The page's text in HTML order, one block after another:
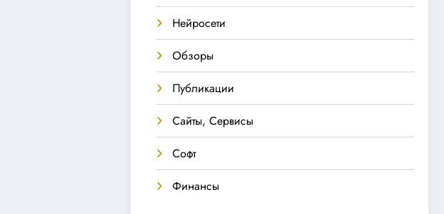
Нейросети
Обзоры
Публикации
Сайты, Сервисы
Софт
Финансы